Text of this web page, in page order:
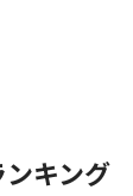
キング